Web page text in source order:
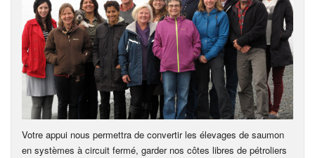
Votre appui nous permettra de convertir les élevages de saumon
en systèmes à circuit fermé, garder nos côtes libres de pétroliers